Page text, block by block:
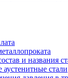
и названия
стали